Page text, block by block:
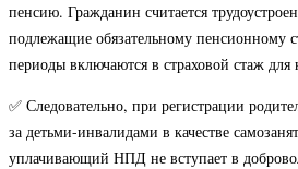
пенсию. Гражданин считается
подлежащие обязательному пенсионному
периоды включаются в страховой стаж для
✅ Следовательно, при регистрации
за детьми-инвалидами в качестве
уплачивающий НПД не вступает в